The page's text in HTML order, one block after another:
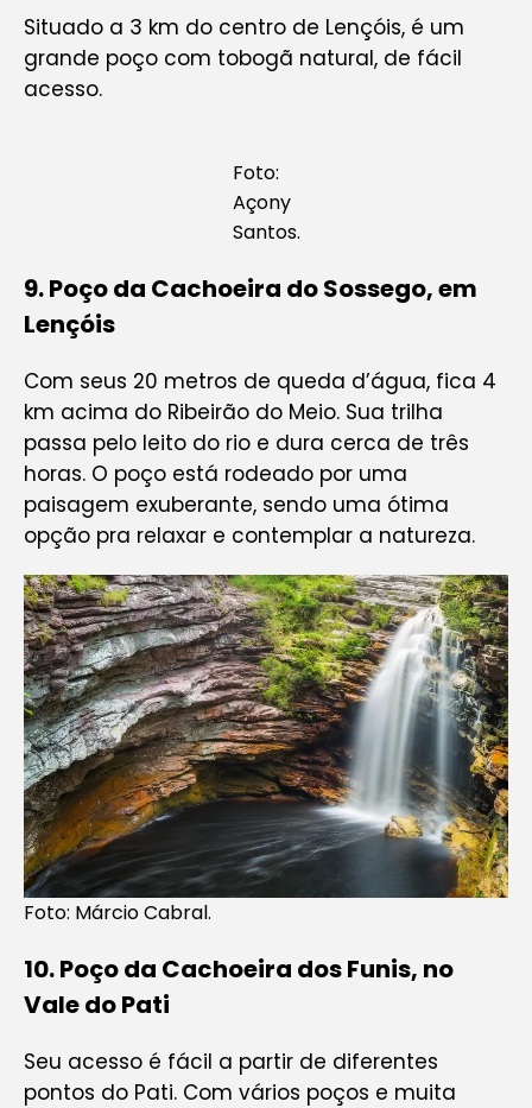
Situado a 3 km do centro de Lençóis, é um
grande poço com tobogã natural, de fácil
acesso.
Foto:
Açony
Santos.
9.Poço da Cachoeira do Sossego, em
Lençóis
Com seus 20 metros de queda d’água, fica 4
km acima do Ribeirão do Meio. Sua trilha
passa pelo leito do rio e dura cerca de três
horas. O poço está rodeado por uma
paisagem exuberante, sendo uma ótima
opção pra relaxar e contemplar a natureza.
Foto: Márcio Cabral.
10.Poço da Cachoeira dos Funis, no
Vale do Pati
Seu acesso é fácil a partir de diferentes
pontos do Pati. Com vários poços e muita